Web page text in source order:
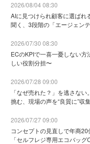
2026/08/04 08:30
AIに見つけられ顧客に選ばれ
聞く、3段階の「エージェン
2026/07/30 08:30
ECのKPIで一喜一憂しない方
しい役割分担〜
2026/07/28 09:00
「なぜ売れた？」を逃さな
挑む、現場の声を“良質に”収
2026/07/27 09:00
コンセプトの見直しで年商
「セルフレジ専用エコバッ